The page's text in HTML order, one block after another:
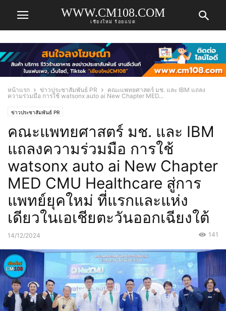
WWW.CM108.COM
เชียงใหม่ ร้อยแปด
หน้าแรก ข่าวประชาสัมพันธ์ PR
คณะแพทยศาสตร์ มช. และ IBM แถลง
ความร่วมมือ การใช้ watsonx auto ai New Chapter MED...
ข่าวประชาสัมพันธ์ PR
คณะแพทยศาสตร์ มช. และ IBM
แถลงความร่วมมือ การใช้
watsonx auto ai New Chapter
MED CMU Healthcare สู่การ
แพทย์ยุคใหม่ ที่แรกและแห่ง
เดียวในเอเชียตะวันออกเฉียงใต้
14/12/2024 141